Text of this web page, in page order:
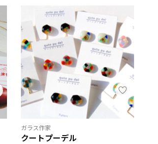
ガラス作家
クートプーデル